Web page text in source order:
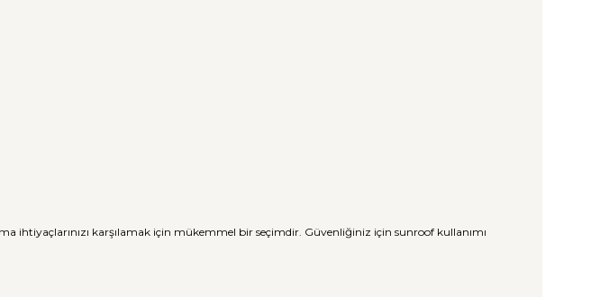
ihtiyaçlarınızı karşılamak için mükemmel bir seçimdir. Güvenliğiniz için sunroof kullanımı